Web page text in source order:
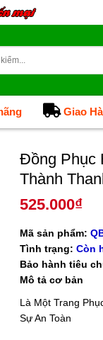
Giao
Đồng Phục
Thành
525.000₫
Mã sản phẩm:
Tình trạng: Còn
Bảo hành tiêu
Mô tả cơ bản
Là Một Trang
Sự An Toàn